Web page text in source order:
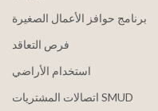
برنامج حوافز الأعمال الصغيرة
فرص التعاقد
استخدام الأراضي
اتصالات المشتريات SMUD